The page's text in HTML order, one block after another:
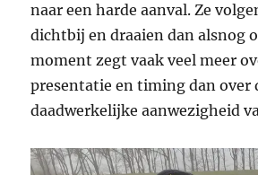
naar een harde aanval. Ze
dichtbij en draaien dan alsnog
moment zegt vaak veel meer
presentatie en timing dan over
daadwerkelijke aanwezigheid